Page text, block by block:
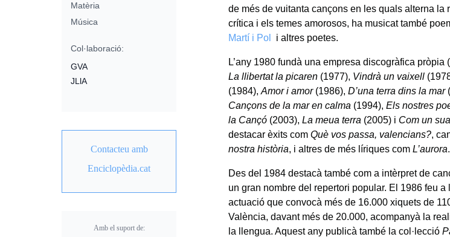
de més de vuitanta cançons en les quals alterna
crítica i els temes amorosos, ha musicat també
Martí i Pol
i altres poetes.
L’any 1980 fundà una empresa discogràfica
La llibertat la picaren (1977), Vindrà un vaixell
(1984),Amor i amor(1986),D’una terra dins la mar
Cançons de la mar en calma (1994),Els nostres
la Cançó (2003),La meua terra (2005) i Com un
destacar èxits comQuè vos passa, valencians?,
nostra història, i altres de més líriques comL’aurora.
Des del 1984 destacà també com a intèrpret de
un gran nombre del repertori popular. El 1986 feu
actuació que convocà més de 16.000 xiquets de
València, davant més de 20.000, acompanyà la
la llengua. Aquest any publicà també la col·lecció
Matèria
Música
Col·laboració:
GVA
JLlA
Contacteu amb
Enciclopèdia.cat
Amb el suport de: